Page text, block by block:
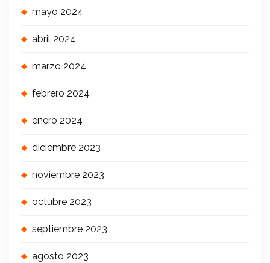
mayo 2024
abril 2024
marzo 2024
febrero 2024
enero 2024
diciembre 2023
noviembre 2023
octubre 2023
septiembre 2023
agosto 2023